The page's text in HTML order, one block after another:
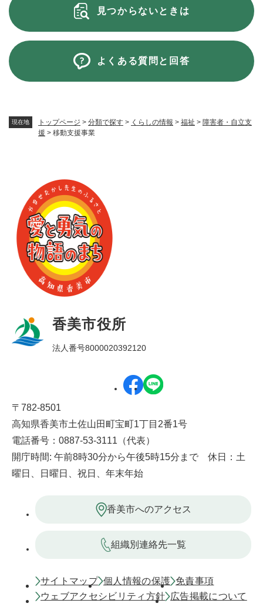
現在地 トップページ > 分類で探す > くらしの情報 > 福祉 > 障害者・自立支
援 > 移動支援事業
見つからないときは
よくある質問と回答
香美市役所
法人番号8000020392120
〒782-8501
高知県香美市土佐山田町宝町1丁目2番1号
電話番号：0887-53-3111（代表）
開庁時間: 午前8時30分から午後5時15分まで 休日：土
曜日、日曜日、祝日、年末年始
香美市へのアクセス
組織別連絡先一覧
サイトマップ 個人情報の保護 免責事項
ウェブアクセシビリティ方針
広告掲載について